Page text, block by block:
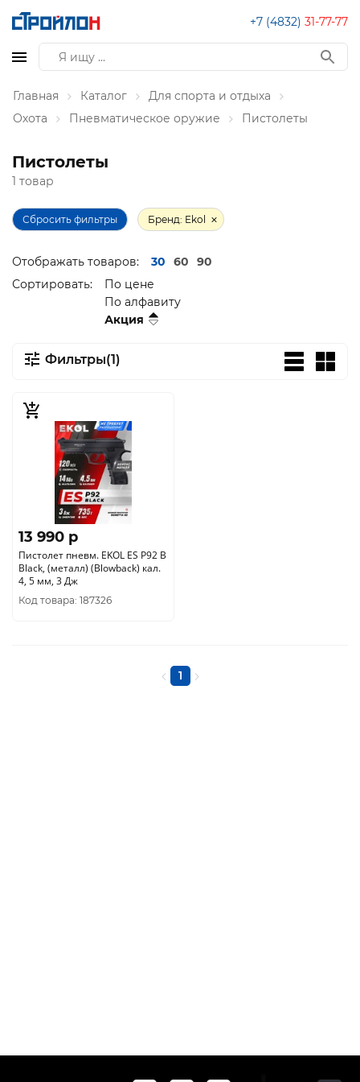
+7 (4832) 31-77-77
Главная Каталог
Для спорта и отдыха
Охота
Пневматическое оружие Пистолеты
Пистолеты
1 товар
Сбросить фильтры Бренд: Ekol
Отображать товаров: 30 60
90
Сортировать:
По цене
По алфавиту
Акция
Фильтры(1)
13 990 p
Пистолет пневм. EKOL ES P92 B
Black, (металл) (Blowback) кал.
4, 5 мм, 3 Дж
Код товара: 187326
1